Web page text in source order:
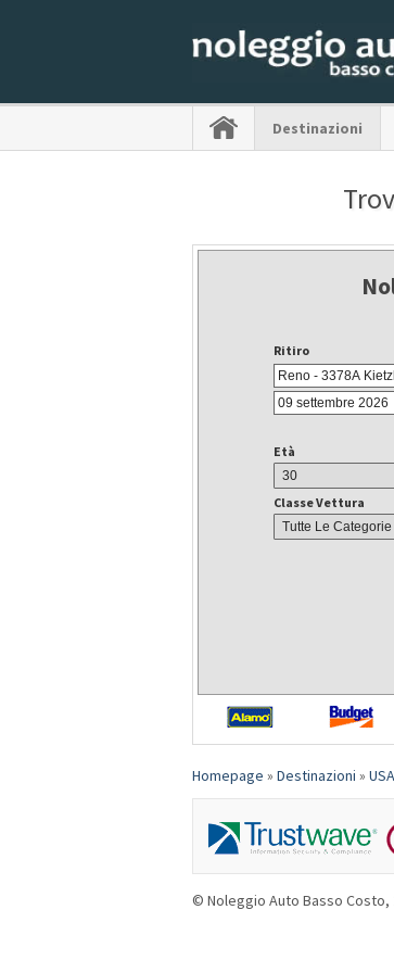
Destinazioni
Ritiro
Età
Classe Vettura
Homepage » Destinazioni » USA
© Noleggio Auto Basso Costo,